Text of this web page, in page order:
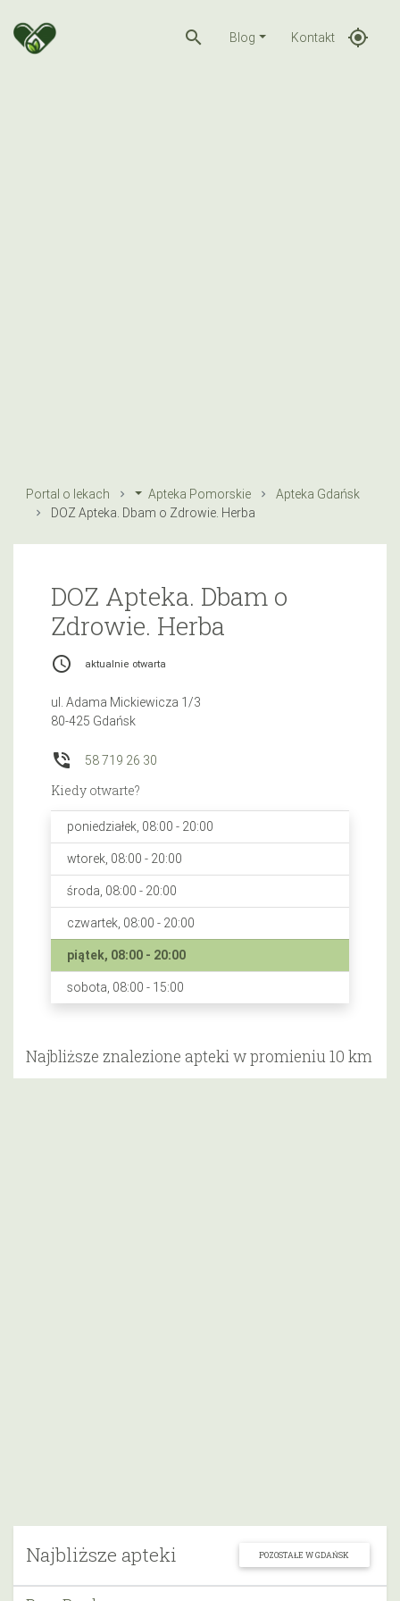
search Blog Kontakt gps_fixed
Portal o lekach Apteka Pomorskie
Apteka Gdańsk
DOZ Apteka. Dbam o Zdrowie. Herba
Najbliższe apteki POZOSTAŁE W GDAŃSK
DOZ Apteka. Dbam o
Zdrowie. Herba
access_time aktualnie otwarta
ul. Adama Mickiewicza 1/3
80-425 Gdańsk
phone_in_talk 58 719 26 30
Kiedy otwarte?
poniedziałek, 08:00 - 20:00
wtorek, 08:00 - 20:00
środa, 08:00 - 20:00
czwartek, 08:00 - 20:00
piątek, 08:00 - 20:00
sobota, 08:00 - 15:00
Najbliższe znalezione apteki w promieniu 10 km